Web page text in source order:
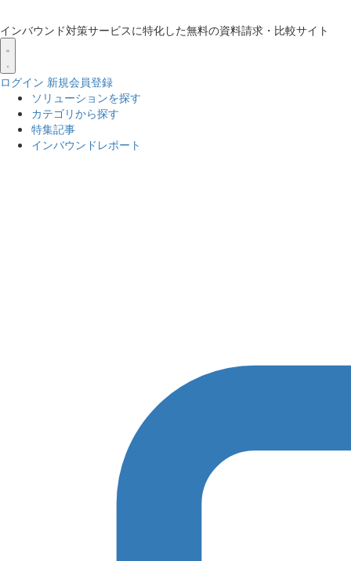
インバウンド対策サービスに特化した無料の資料請求・比較サイト
ログイン 新規会員登録
ソリューションを探す
カテゴリから探す
特集記事
インバウンドレポート